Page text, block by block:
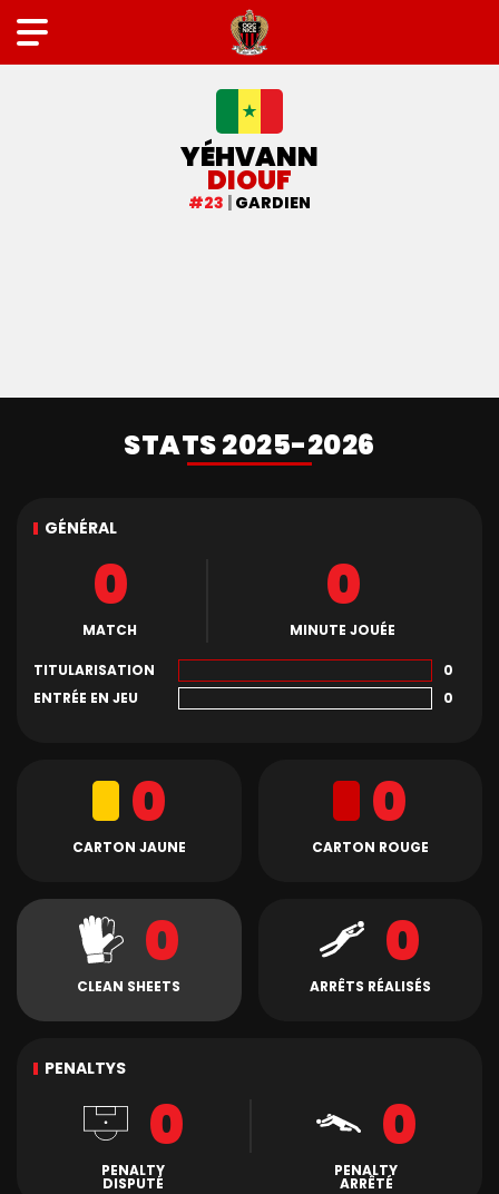
YÉHVANN
DIOUF
#23 GARDIEN
STATS 2025-2026
GÉNÉRAL
0
MATCH
0
MINUTE JOUÉE
TITULARISATION
0
ENTRÉE EN JEU
0
0
CARTON JAUNE
0
CARTON ROUGE
PENALTYS
0
PENALTY
DISPUTÉ
0
PENALTY
ARRÊTÉ
0
CLEAN SHEETS
0
ARRÊTS RÉALISÉS